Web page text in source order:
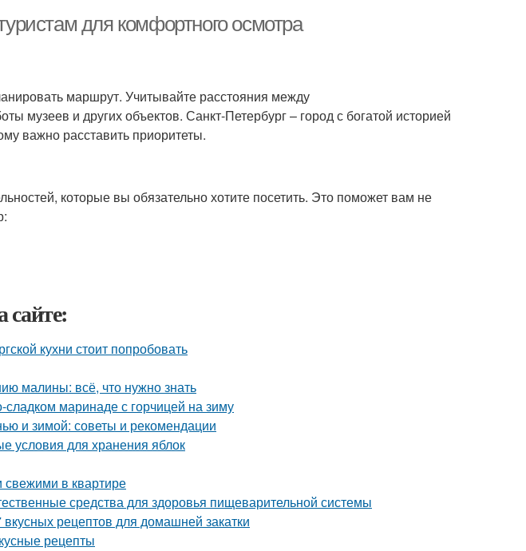
для комфортного осмотра
маршрут. Учитывайте расстояния между
музеев и других объектов. Санкт-Петербург – город с богатой историей
важно расставить приоритеты.
которые вы обязательно хотите посетить. Это поможет вам не
сайте:
кухни стоит попробовать
малины: всё, что нужно знать
маринаде с горчицей на зиму
и зимой: советы и рекомендации
условия для хранения яблок
свежими в квартире
средства для здоровья пищеварительной системы
рецептов для домашней закатки
рецепты